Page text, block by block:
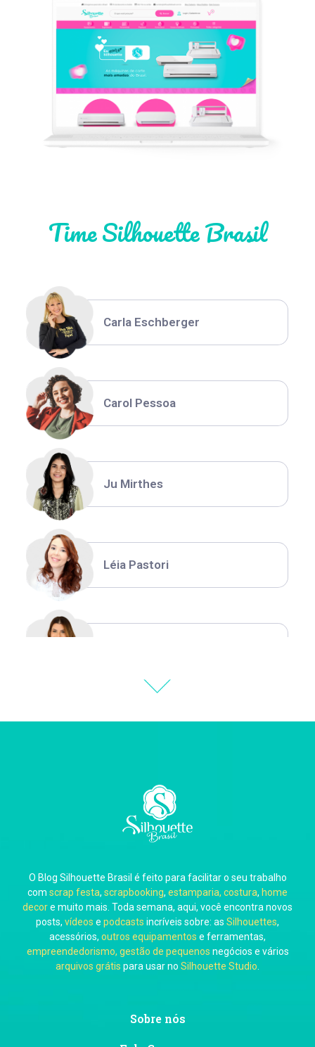
Time Silhouette Brasil
Léia Pastori
Thiara Ney
Carla Eschberger
Carol Pessoa
Ju Mirthes
Léia Pastori
Carla Eschberger
Carol Pessoa
Ju Mirthes
O Blog Silhouette Brasil é feito para facilitar o seu trabalho
com scrap festa, scrapbooking, estamparia, costura, home
decore muito mais. Toda semana, aqui, você encontra novos
posts, vídeos e podcasts incríveis sobre: as Silhouettes,
acessórios, outros equipamentos e ferramentas,
empreendedorismo, gestão de pequenos negócios e vários
arquivos grátis para usar no Silhouette Studio
Sobre nós